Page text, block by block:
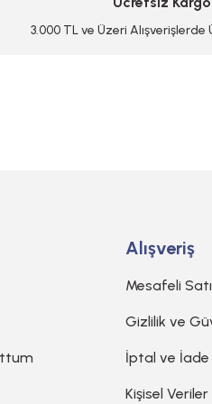
3.000 TL ve Üzeri
Alışveriş
Mesafeli
Gizlilik ve
İptal ve İade
Kişisel Veriler